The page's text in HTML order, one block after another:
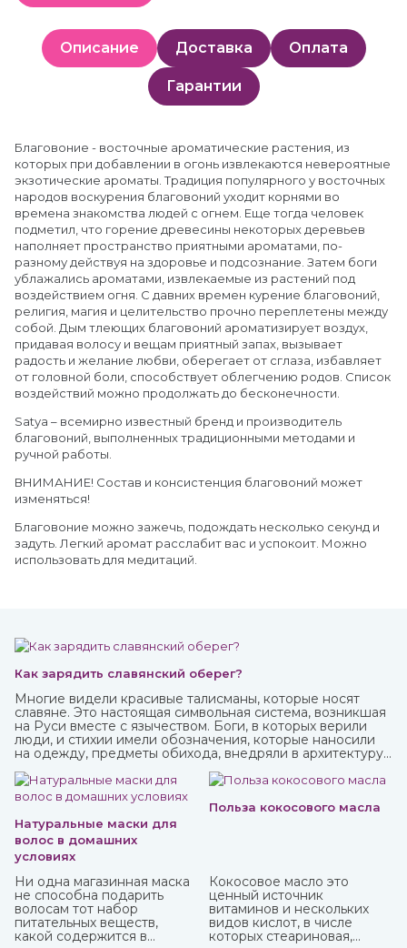
Описание Доставка Оплата
Гарантии
Благовоние - восточные ароматические растения, из
которых при добавлении в огонь извлекаются невероятные
экзотические ароматы. Традиция популярного у восточных
народов воскурения благовоний уходит корнями во
времена знакомства людей с огнем. Еще тогда человек
подметил, что горение древесины некоторых деревьев
наполняет пространство приятными ароматами, по-
разному действуя на здоровье и подсознание. Затем боги
ублажались ароматами, извлекаемые из растений под
воздействием огня. С давних времен курение благовоний,
религия, магия и целительство прочно переплетены между
собой. Дым тлеющих благовоний ароматизирует воздух,
придавая волосу и вещам приятный запах, вызывает
радость и желание любви, оберегает от сглаза, избавляет
от головной боли, способствует облегчению родов. Список
воздействий можно продолжать до бесконечности.
Satya – всемирно известный бренд и производитель
благовоний, выполненных традиционными методами и
ручной работы.
ВНИМАНИЕ! Состав и консистенция благовоний может
изменяться!
Благовоние можно зажечь, подождать несколько секунд и
задуть. Легкий аромат расслабит вас и успокоит. Можно
использовать для медитаций.
Как зарядить славянский оберег?
Многие видели красивые талисманы, которые носят
славяне. Это настоящая символьная система, возникшая
на Руси вместе с язычеством. Боги, в которых верили
люди, и стихии имели обозначения, которые наносили
на одежду, предметы обихода, внедряли в архитектуру
окружающим миром, но и просили у него защиты от
темных сил, дурного глаза, болезней, войн и
покровительства в земледелии, семейных делах и т.п.
Натуральные маски для
волос в домашних
условиях
Ни одна магазинная маска
не способна подарить
волосам тот набор
питательных веществ,
какой содержится в
Польза кокосового масла
Кокосовое масло это
ценный источник
витаминов и нескольких
видов кислот, в числе
которых стеариновая,